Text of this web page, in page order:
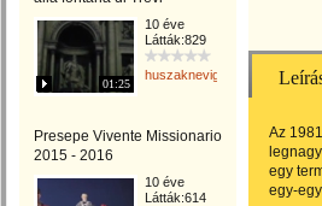
01:25
10 éve
Látták:829
huszaknevighgabriella
Presepe Vivente Missionario
2015 - 2016
10 éve
Látták:614
Az
egy
egy-